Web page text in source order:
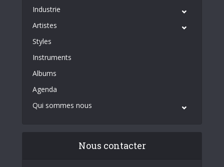
Industrie
Artistes
Styles
Instruments
Albums
Agenda
Qui sommes nous
Nous contacter